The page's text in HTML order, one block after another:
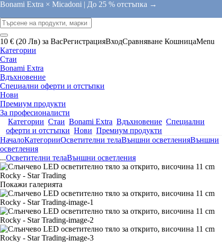
Bonami Extra × Micadoni | До 25 % отстъпка →
10 € (20 Лв) за ВасРегистрацияВходСравняване КошницаMenu
Категории
Стаи
Bonami Extra
Вдъхновение
Специални оферти и отстъпки
Нови
Премиум продукти
За професионалисти
Категории Стаи Bonami Extra Вдъхновение Специални
оферти и отстъпки Нови Премиум продукти
НачалоКатегорииОсветителни телаВъншни осветленияВъншни
осветления
...Осветителни телаВъншни осветления
Покажи галерията